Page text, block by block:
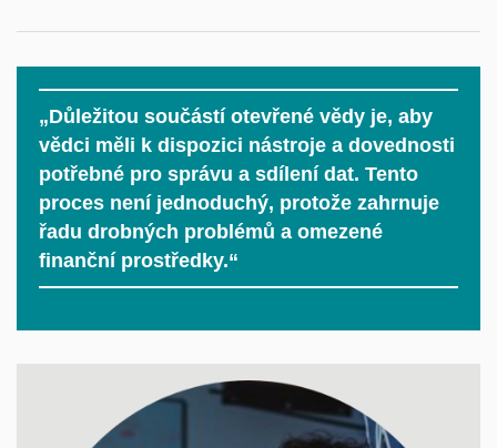
„Důležitou součástí otevřené vědy je, aby
vědci měli k dispozici nástroje a dovednosti
potřebné pro správu a sdílení dat. Tento
proces není jednoduchý, protože zahrnuje
řadu drobných problémů a omezené
finanční prostředky.“